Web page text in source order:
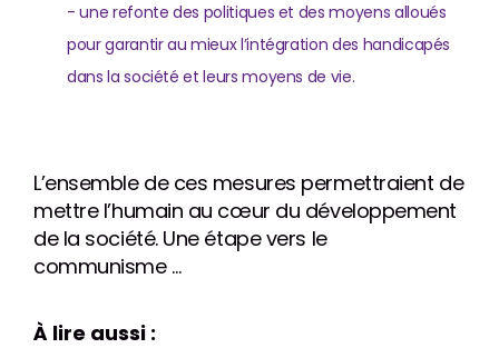
- une refonte des politiques et des moyens alloués
pour garantir au mieux l’intégration des handicapés
dans la société et leurs moyens de vie.
L’ensemble de ces mesures permettraient de
mettre l’humain au cœur du développement
de la société. Une étape vers le
communisme …
À lire aussi :